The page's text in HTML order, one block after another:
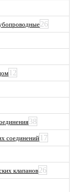
26
12
38
соединений17
клапанов26